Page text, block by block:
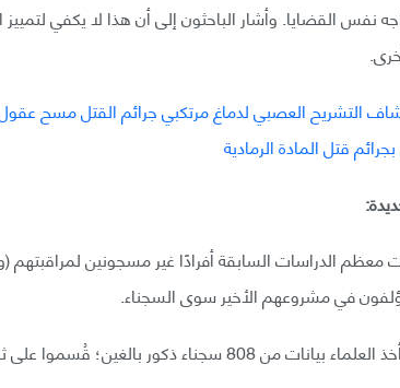
نفس القضايا. وأشار الباحثون إلى أن هذا لا يكفي
الدراسات السابقة أفرادًا غير مسجونين لمراقبتهم
في مشروعهم الأخير سوى السجناء.
من 808 سجناء ذكور بالغين؛ قُسموا على ثلاث مجموعات: